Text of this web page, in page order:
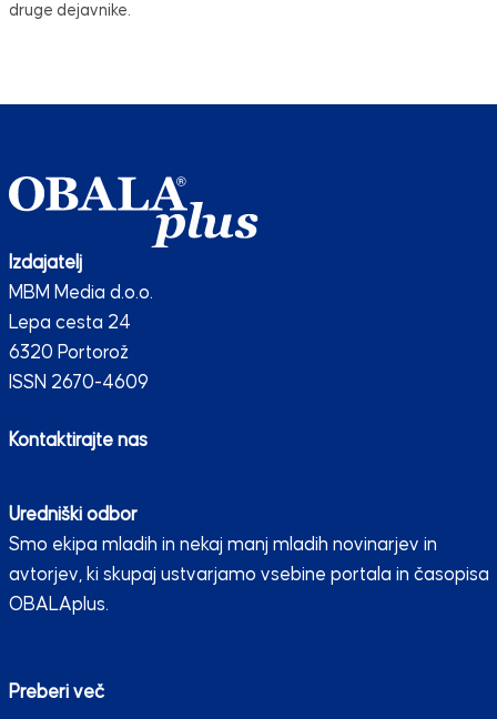
druge dejavnike.
Izdajatelj
MBM Media d.o.o.
Lepa cesta 24
6320 Portorož
ISSN 2670-4609
Kontaktirajte nas
Uredniški odbor
Smo ekipa mladih in nekaj manj mladih novinarjev in
avtorjev, ki skupaj ustvarjamo vsebine portala in časopisa
OBALAplus.
Preberi več